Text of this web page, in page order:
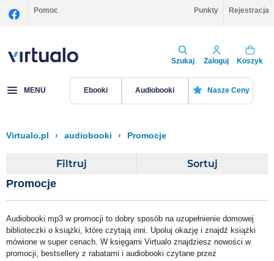
Pomoc Punkty Rejestracja
Szukaj Zaloguj Koszyk
MENU Ebooki Audiobooki Nasze Ceny
Virtualo.pl › audiobooki › Promocje
Filtruj Sortuj
Promocje
Audiobooki mp3 w promocji to dobry sposób na uzupełnienie domowej
biblioteczki o książki, które czytają inni. Upoluj okazję i znajdź książki
mówione w super cenach. W księgarni Virtualo znajdziesz nowości w
promocji, bestsellery z rabatami i audiobooki czytane przez